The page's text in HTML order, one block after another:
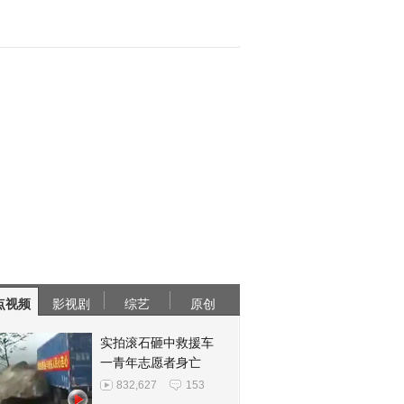
视频 影视剧 综艺 原创
实拍滚石砸中救援车
一青年志愿者身亡
832,627 153